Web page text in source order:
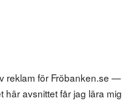
reklam för Fröbanken.se —
här avsnittet får jag lära mig